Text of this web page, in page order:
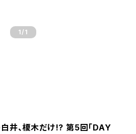
1 /1
井、榎木だけ!? 第5回「DAY